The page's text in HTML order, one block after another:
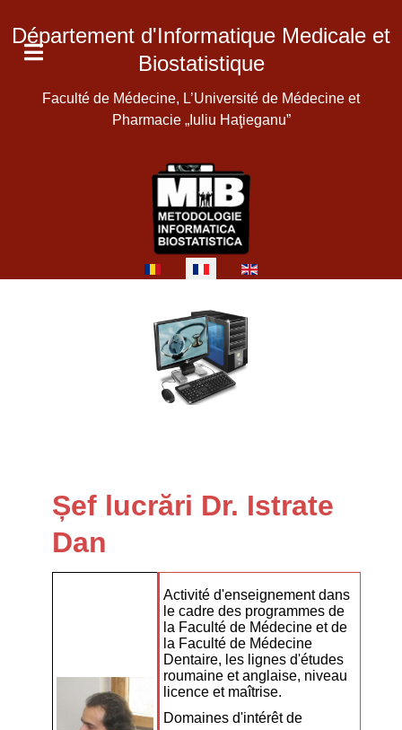
Département d'Informatique Medicale et
Biostatistique
Faculté de Médecine, L’Université de Médecine et
Pharmacie „Iuliu Haţieganu”
Sélectionnez votre langue
Șef lucrări Dr. Istrate
Dan
Activité d'enseignement dans
le cadre des programmes de
la Faculté de Médecine et de
la Faculté de Médecine
Dentaire, les lignes d'études
roumaine et anglaise, niveau
licence et maîtrise.
Domaines d'intérêt de